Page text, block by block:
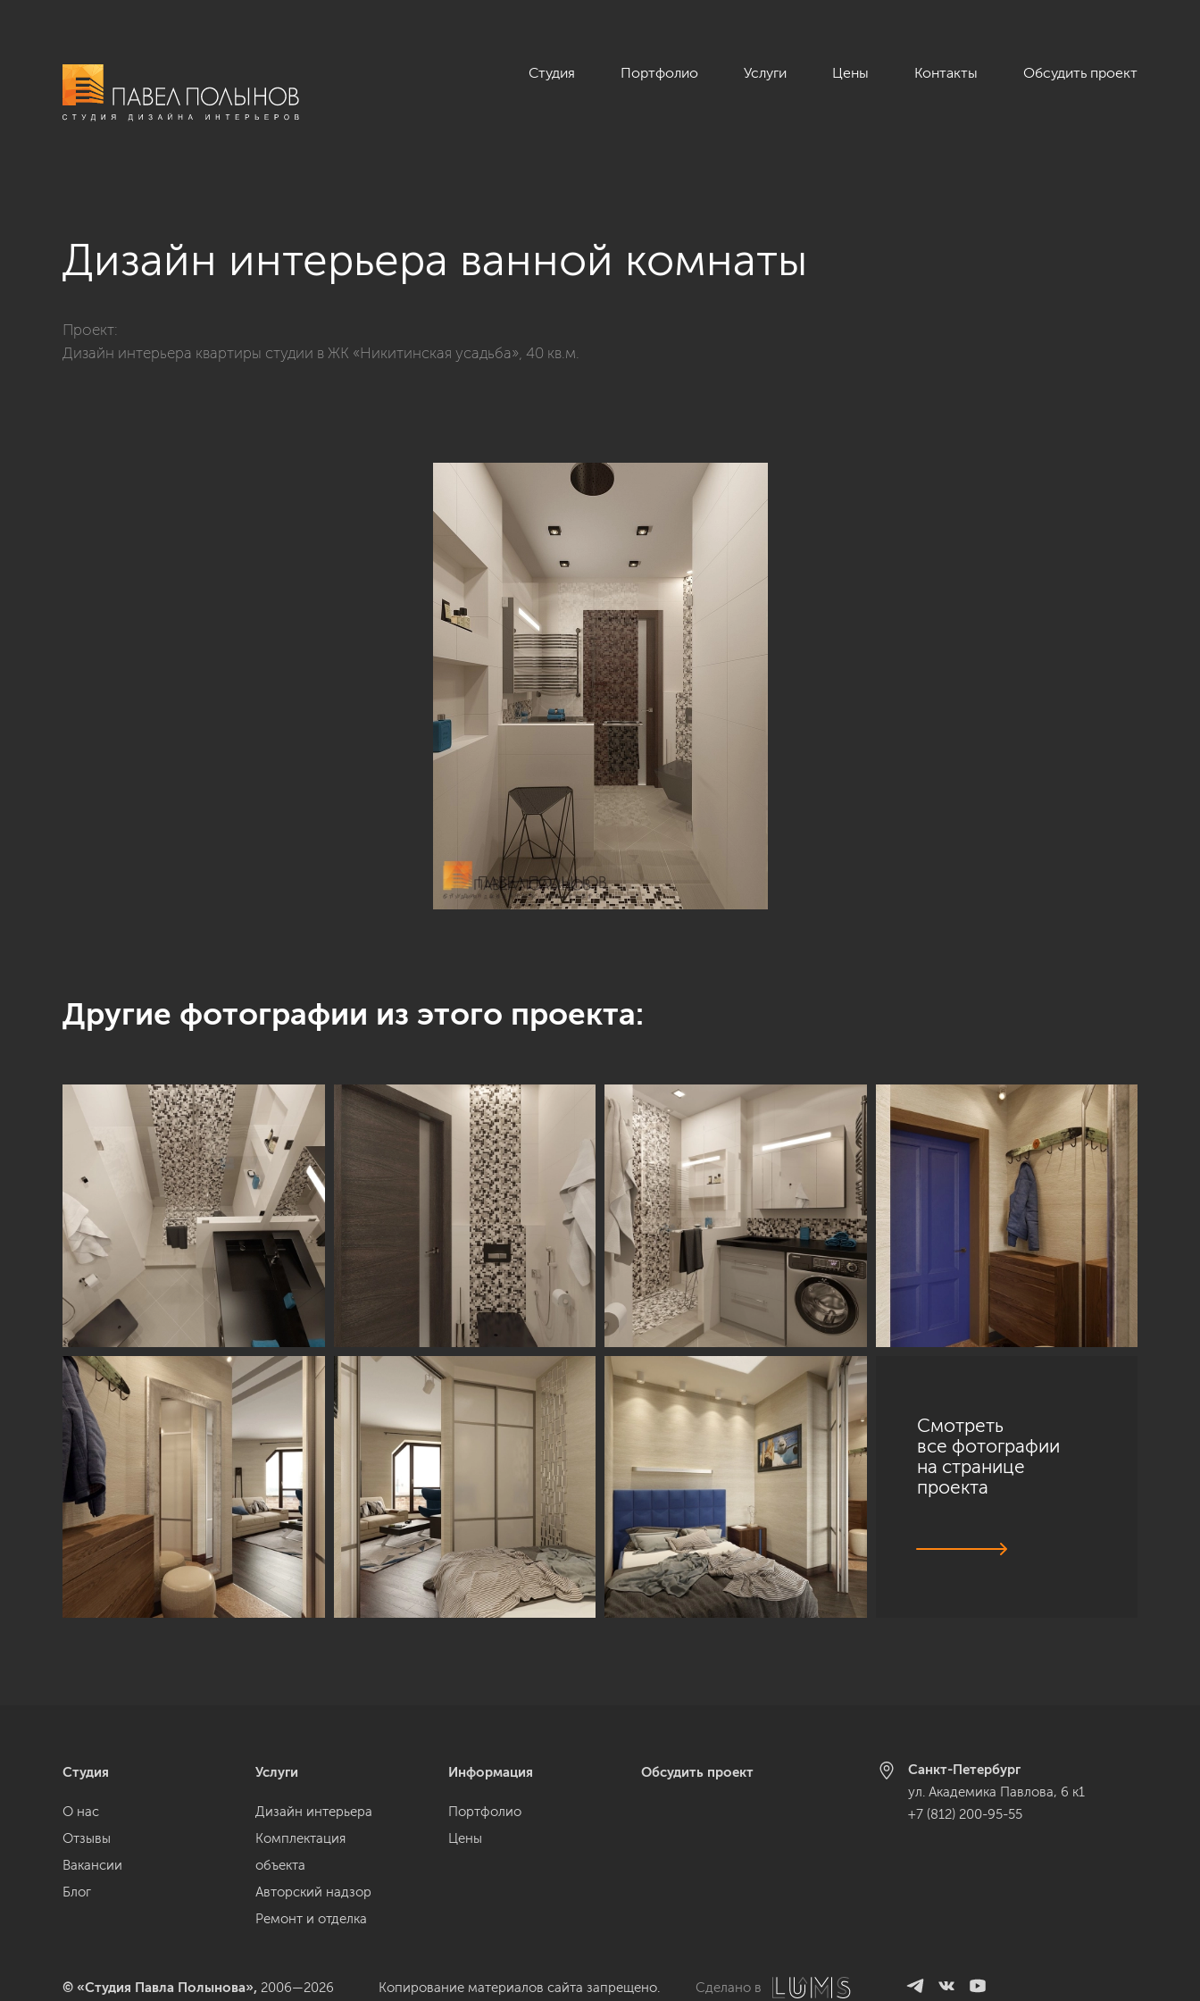
Студия Портфолио Услуги Цены Контакты Обсудить проект
Дизайн интерьера ванной комнаты
Проект:
Дизайн интерьера квартиры студии в ЖК «Никитинская усадьба», 40 кв.м.
Другие фотографии из этого проекта:
Смотреть
все фотографии
на странице
проекта
Студия
О нас
Отзывы
Вакансии
Блог
Услуги
Дизайн интерьера
Комплектация
объекта
Авторский надзор
Ремонт и отделка
Информация
Портфолио
Цены
Обсудить проект
Санкт-Петербург
ул. Академика Павлова, 6 к1
+7 (812) 200-95-55
© «Студия Павла Полынова», 2006—2026 Копирование материалов сайта запрещено. Сделано в